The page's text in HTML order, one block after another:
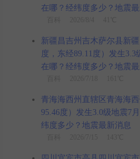
在哪？经纬度多少？地震最
新疆昌吉州吉木萨尔县新
度，东经89.11度）发生3.3
在哪？经纬度多少？地震最
青海海西州直辖区青海海
95.46度）发生3.0级地震7
纬度多少？地震最新消息